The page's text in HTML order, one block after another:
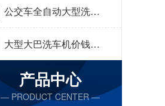
公交车全自动大型洗车
机什么价钱[隆茂鑫晟]
大型大巴洗车机价钱怎
么样[隆茂鑫晟]
产品中心
— PRODUCT CENTER —